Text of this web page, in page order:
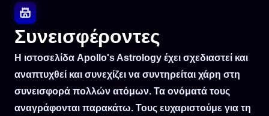
Συνεισφέροντες
Η ιστοσελίδα Apollo's Astrology έχει σχεδιαστεί και
αναπτυχθεί και συνεχίζει να συντηρείται χάρη στη
συνεισφορά πολλών ατόμων. Τα ονόματά τους
αναγράφονται παρακάτω. Τους ευχαριστούμε για τη